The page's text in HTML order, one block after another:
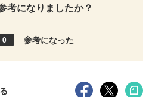
考になりましたか？
0 参考になった